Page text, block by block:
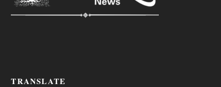
TRANSLATE